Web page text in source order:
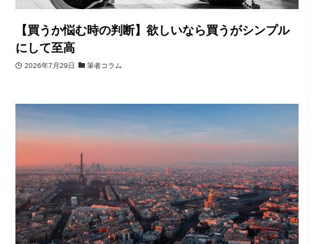
【買うか悩む時の判断】欲しいなら買うがシンプル
にして至高
2026年7月29日 筆者コラム